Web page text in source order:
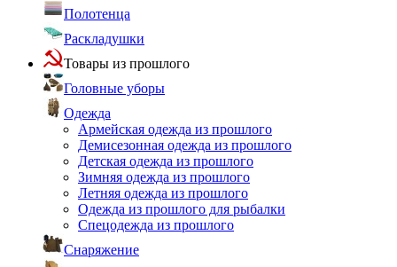
Полотенца
Раскладушки
Товары из прошлого
Головные уборы
Одежда
Армейская одежда из прошлого
Демисезонная одежда из прошлого
Детская одежда из прошлого
Зимняя одежда из прошлого
Летняя одежда из прошлого
Одежда из прошлого для рыбалки
Спецодежда из прошлого
Снаряжение